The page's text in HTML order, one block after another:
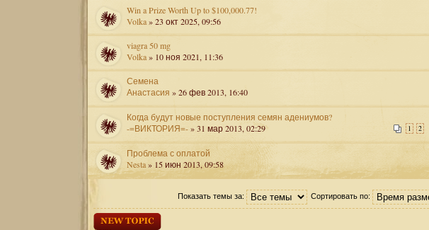
Win a Prize Worth Up to $100,000.77!
Volka» 23 окт 2025, 09:56
viagra 50 mg
Volka» 10 ноя 2021, 11:36
Семена
Анастасия » 26 фев 2013, 16:40
Когда будут новые поступления семян адениумов?
1 2
-=ВИКТОРИЯ=-» 31 мар 2013, 02:29
Проблема с оплатой
Nesta» 15 июн 2013, 09:58
Показать темы за: Сортировать по:
Начать новую
тему